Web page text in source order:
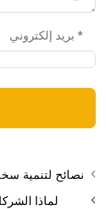
بريد إلكتروني *
8 نصائح لتنمية
لماذا